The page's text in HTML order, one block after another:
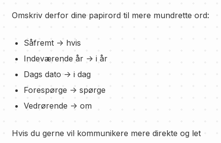
Omskriv derfor dine papirord til mere mundrette ord:
Såfremt -> hvis
Indeværende år -> i år
Dags dato -> i dag
Forespørge -> spørge
Vedrørende -> om
Hvis du gerne vil kommunikere mere direkte og let